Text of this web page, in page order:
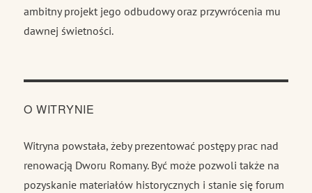
ambitny projekt jego odbudowy oraz przywrócenia mu
dawnej świetności.
O WITRYNIE
Witryna powstała, żeby prezentować postępy prac nad
renowacją Dworu Romany. Być może pozwoli także na
pozyskanie materiałów historycznych i stanie się forum